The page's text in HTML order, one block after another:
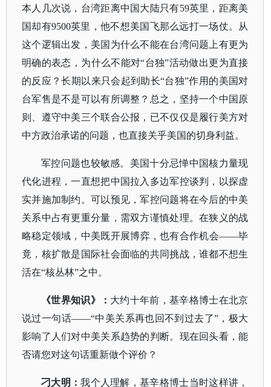
本人几次说，台湾距离中国大陆只有59英里，距离美
国却有9500英里，他不想美国飞那么远打一场仗。从
这个逻辑出发，美国为什么不能在台湾问题上有更为
明确的表态，为什么不能对“台独”活动做出更为直接
的反应？长期以来只会起到助长“台独”作用的美国对
台军售是不是可以有所调整？总之，坚持一个中国原
则、遵守中美三个联合公报，已不仅仅是履行美方对
中方政治承诺的问题，也直接关乎美国的切身利益。
军控问题也较敏感。美国十分忌惮中国核力量现
代化进程，一直想把中国拉入多边军控谈判，以探虚
实并施加制约。可以预见，军控问题将在今后的中美
关系中占有更重分量，需双方谨慎处理。在狭义的战
略稳定领域，中美既开展博弈，也有合作机会——毕
竟，核扩散是国际社会面临的共同挑战，谁都不想生
活在“核丛林”之中。
《世界知识》： 大约十年前，基辛格博士在北京
说过一句话——“中美关系再也回不到过去了”，极大
影响了人们对中美关系趋势的判断。现在回头看，能
否请您对这句话重新做个评价？
刁大明：我个人理解，基辛格博士当时这样讲，